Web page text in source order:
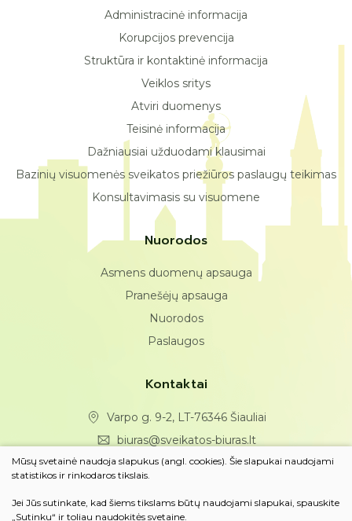
Administracinė informacija
Korupcijos prevencija
Struktūra ir kontaktinė informacija
Veiklos sritys
Atviri duomenys
Teisinė informacija
Dažniausiai užduodami klausimai
Bazinių visuomenės sveikatos priežiūros paslaugų teikimas
Konsultavimasis su visuomene
Nuorodos
Asmens duomenų apsauga
Pranešėjų apsauga
Nuorodos
Paslaugos
Kontaktai
Varpo g. 9-2, LT-76346 Šiauliai
biuras@sveikatos-biuras.lt
(0 41) 43 25 49
Susisiekite
Mūsų svetainė naudoja slapukus (angl. cookies). Šie slapukai naudojami
statistikos ir rinkodaros tikslais.
Jei Jūs sutinkate, kad šiems tikslams būtų naudojami slapukai, spauskite
„Sutinku“ ir toliau naudokitės svetaine.